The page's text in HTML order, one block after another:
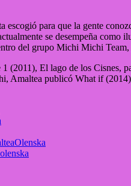
escogió para que la gente
se desempeña
del grupo Michi Michi
(2011), El lago de los Cisnes,
Amaltea publicó What if